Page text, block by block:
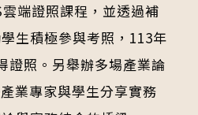
端證照課程，並透過補
生積極參與考照，113年
證照。另舉辦多場產業論
業專家與學生分享實務